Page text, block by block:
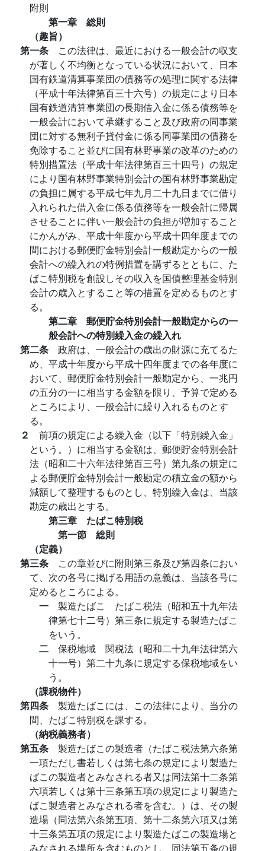
附則
第一章 総則
（趣旨）
第一条 この法律は、最近における一般会計の収支
が著しく不均衡となっている状況において、日本
国有鉄道清算事業団の債務等の処理に関する法律
（平成十年法律第百三十六号）の規定により日本
国有鉄道清算事業団の長期借入金に係る債務等を
一般会計において承継すること及び政府の同事業
団に対する無利子貸付金に係る同事業団の債務を
免除すること並びに国有林野事業の改革のための
特別措置法（平成十年法律第百三十四号）の規定
により国有林野事業特別会計の国有林野事業勘定
の負担に属する平成七年九月二十九日までに借り
入れられた借入金に係る債務等を一般会計に帰属
させることに伴い一般会計の負担が増加すること
にかんがみ、平成十年度から平成十四年度までの
間における郵便貯金特別会計一般勘定からの一般
会計への繰入れの特例措置を講ずるとともに、た
ばこ特別税を創設しその収入を国債整理基金特別
会計の歳入とすること等の措置を定めるものとす
る。
第二章 郵便貯金特別会計一般勘定からの一
般会計への特別繰入金の繰入れ
第二条 政府は、一般会計の歳出の財源に充てるた
め、平成十年度から平成十四年度までの各年度に
おいて、郵便貯金特別会計一般勘定から、一兆円
の五分の一に相当する金額を限り、予算で定める
ところにより、一般会計に繰り入れるものとす
る。
２ 前項の規定による繰入金（以下「特別繰入金」
という。）に相当する金額は、郵便貯金特別会計
法（昭和二十六年法律第百三号）第九条の規定に
よる郵便貯金特別会計一般勘定の積立金の額から
減額して整理するものとし、特別繰入金は、当該
勘定の歳出とする。
第三章 たばこ特別税
第一節 総則
（定義）
第三条 この章並びに附則第三条及び第四条におい
て、次の各号に掲げる用語の意義は、当該各号に
定めるところによる。
一 製造たばこ たばこ税法（昭和五十九年法
律第七十二号）第三条に規定する製造たばこ
をいう。
二 保税地域 関税法（昭和二十九年法律第六
十一号）第二十九条に規定する保税地域をい
う。
（課税物件）
第四条 製造たばこには、この法律により、当分の
間、たばこ特別税を課する。
（納税義務者）
第五条 製造たばこの製造者（たばこ税法第六条第
一項ただし書若しくは第七条の規定により製造た
ばこの製造者とみなされる者又は同法第十二条第
六項若しくは第十三条第五項の規定により製造た
ばこ製造者とみなされる者を含む。）は、その製
造場（同法第六条第五項、第十二条第六項又は第
十三条第五項の規定により製造たばこの製造場と
みなされる場所を含むものとし、同法第五条の規